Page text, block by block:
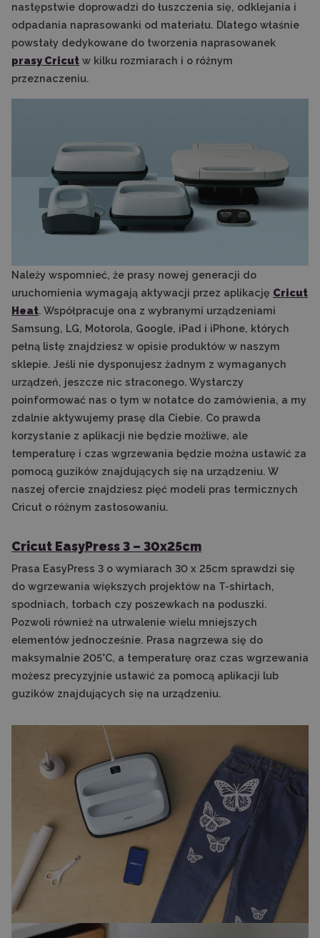
następstwie doprowadzi do łuszczenia się, odklejania i
odpadania naprasowanki od materiału. Dlatego właśnie
powstały dedykowane do tworzenia naprasowanek
prasy Cricut w kilku rozmiarach i o różnym
przeznaczeniu.
Należy wspomnieć, że prasy nowej generacji do
uruchomienia wymagają aktywacji przez aplikację Cricut
Heat. Współpracuje ona z wybranymi urządzeniami
Samsung, LG, Motorola, Google, iPad i iPhone, których
pełną listę znajdziesz w opisie produktów w naszym
sklepie. Jeśli nie dysponujesz żadnym z wymaganych
urządzeń, jeszcze nic straconego. Wystarczy
poinformować nas o tym w notatce do zamówienia, a my
zdalnie aktywujemy prasę dla Ciebie. Co prawda
korzystanie z aplikacji nie będzie możliwe, ale
temperaturę i czas wgrzewania będzie można ustawić za
pomocą guzików znajdujących się na urządzeniu. W
naszej ofercie znajdziesz pięć modeli pras termicznych
Cricut o różnym zastosowaniu.
Cricut EasyPress 3 – 30x25cm
Prasa EasyPress 3 o wymiarach 30 x 25cm sprawdzi się
do wgrzewania większych projektów na T-shirtach,
spodniach, torbach czy poszewkach na poduszki.
Pozwoli również na utrwalenie wielu mniejszych
elementów jednocześnie. Prasa nagrzewa się do
maksymalnie 205°C, a temperaturę oraz czas wgrzewania
możesz precyzyjnie ustawić za pomocą aplikacji lub
guzików znajdujących się na urządzeniu.